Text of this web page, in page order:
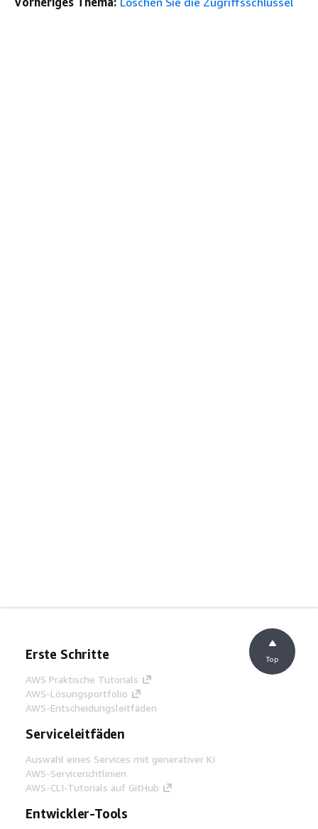
Erste Schritte
AWS Praktische Tutorials
AWS-Lösungsportfolio
AWS-Entscheidungsleitfäden
Serviceleitfäden
Auswahl eines Services mit generativer KI
AWS-Servicerichtlinien
AWS-CLI-Tutorials auf GitHub
Entwickler-Tools
Top